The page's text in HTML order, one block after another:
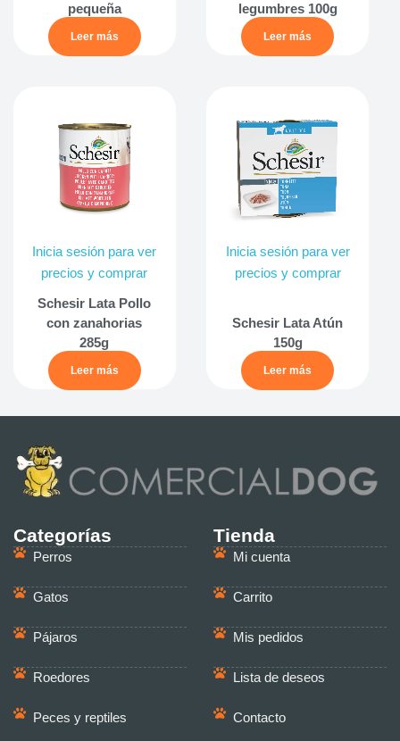
pequeña
Leer más
legumbres 100g
Leer más
Inicia sesión para ver
precios y comprar
Schesir Lata Pollo
con zanahorias
285g
Leer más
Inicia sesión para ver
precios y comprar
Schesir Lata Atún
150g
Leer más
Categorías
Perros
Gatos
Pájaros
Roedores
Peces y reptiles
Tienda
Mi cuenta
Carrito
Mis pedidos
Lista de deseos
Contacto